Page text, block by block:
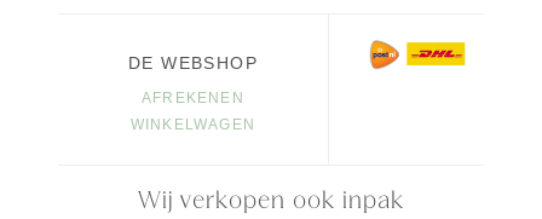
DE WEBSHOP
AFREKENEN
WINKELWAGEN
Wij verkopen ook inpak